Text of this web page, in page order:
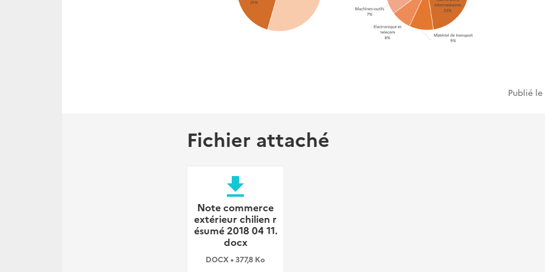
Publié le
Fichier attaché
file_download
Note commerce
extérieur chilien r
ésumé 2018 04 11.
docx
DOCX • 377,8 Ko